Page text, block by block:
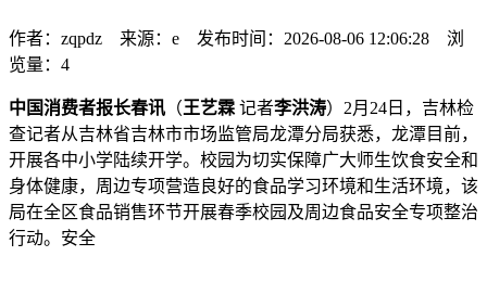
作者：zqpdz 来源：e 发布时间：2026-08-06 12:06:28 浏
览量：4
中国消费者报长春讯 （王艺霖 记者李洪涛）2月24日，吉林检
查记者从吉林省吉林市市场监管局龙潭分局获悉，龙潭目前，
开展各中小学陆续开学。校园为切实保障广大师生饮食安全和
身体健康，周边专项营造良好的食品学习环境和生活环境，该
局在全区食品销售环节开展春季校园及周边食品安全专项整治
行动。安全